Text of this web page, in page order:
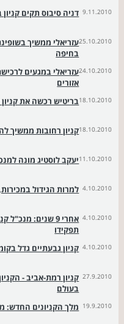
9.11.2010 דניה סיבוס תקים קניון ברומניה
25.10.2010עזריאלי ממשיך
בחיפה
24.10.2010
אזורים
18.10.2010בריטיש רכשה את קניון סירקין ב-
18.10.2010קניון רחובות ממשיך
11.10.2010יעקב לוסטיג מונה
4.10.2010 למרות הגידול
4.10.2010
אחרי 9 שנים:
תפקידו
4.10.2010 קניון גבעתיים גדל
27.9.2010
בעולם
19.9.2010 מלך הקניונים החדש: